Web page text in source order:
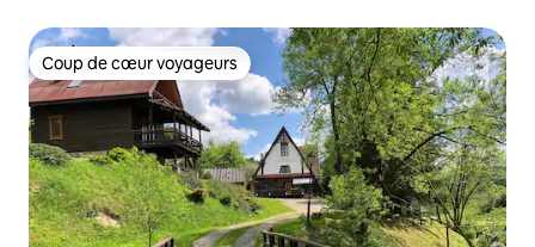
Coup de cœur voyageurs
Coup de cœur voyageurs